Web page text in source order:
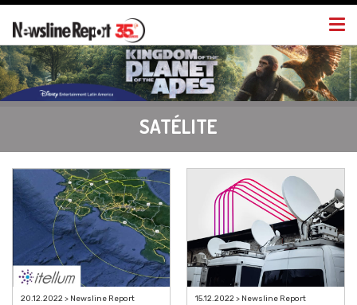
SATÉLITE
20.12.2022 > Newsline Report 15.12.2022 > Newsline Report